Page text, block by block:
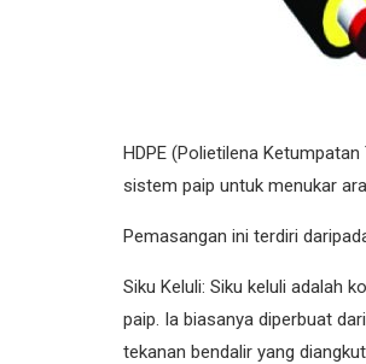
HDPE (Polietilena
sistem paip untuk menukar
Pemasangan ini terdiri
Siku Keluli: Siku keluli adalah
paip. Ia biasanya diperbuat
tekanan bendalir yang diangkut.